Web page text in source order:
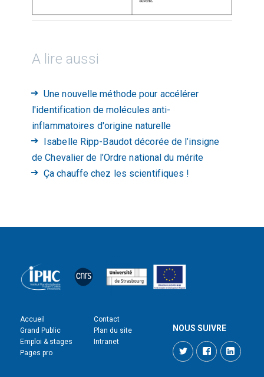
A lire aussi
Une nouvelle méthode pour accélérer
l'identification de molécules anti-
inflammatoires d'origine naturelle
Isabelle Ripp-Baudot décorée de l’insigne
de Chevalier de l’Ordre national du mérite
Ça chauffe chez les scientifiques !
Accueil
Grand Public
Emploi & stages
Pages pro
Contact
Plan du site
Intranet
NOUS SUIVRE
TwitterFacebook